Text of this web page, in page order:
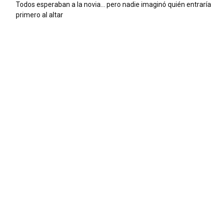
Todos esperaban a la novia… pero nadie imaginó quién entraría
primero al altar